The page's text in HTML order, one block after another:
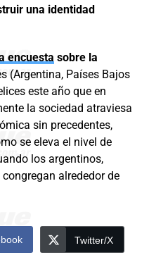
una identidad
encuesta sobre la
(Argentina, Países Bajos
este año que en
la sociedad atraviesa
sin precedentes,
se eleva el nivel de
los argentinos,
alrededor de
Twitter/X